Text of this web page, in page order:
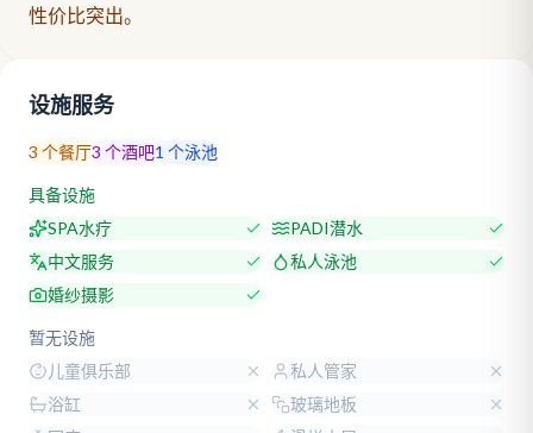
性价比突出。
设施服务
3 个餐厅3 个酒吧1 个泳池
具备设施
SPA水疗
PADI潜水
中文服务
私人泳池
婚纱摄影
暂无设施
儿童俱乐部
私人管家
浴缸
玻璃地板